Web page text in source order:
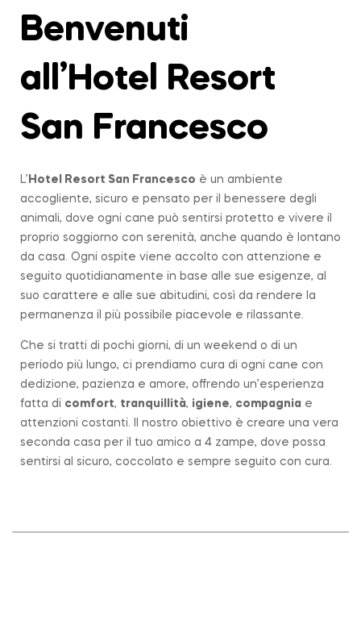
Benvenuti
all’Hotel Resort
San Francesco
L’ Hotel Resort San Francesco è un ambiente
accogliente, sicuro e pensato per il benessere degli
animali, dove ogni cane può sentirsi protetto e vivere il
proprio soggiorno con serenità, anche quando è lontano
da casa. Ogni ospite viene accolto con attenzione e
seguito quotidianamente in base alle sue esigenze, al
suo carattere e alle sue abitudini, così da rendere la
permanenza il più possibile piacevole e rilassante.
Che si tratti di pochi giorni, di un weekend o di un
periodo più lungo, ci prendiamo cura di ogni cane con
dedizione, pazienza e amore, offrendo un’esperienza
fatta di comfort, tranquillità, igiene, compagnia e
attenzioni costanti. Il nostro obiettivo è creare una vera
seconda casa per il tuo amico a 4 zampe, dove possa
sentirsi al sicuro, coccolato e sempre seguito con cura.